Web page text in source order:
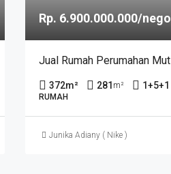
Rp. 6.900.000.000/nego
372m² 281 m² 1+5+1
RUMAH
Junika Adiany ( Nike )